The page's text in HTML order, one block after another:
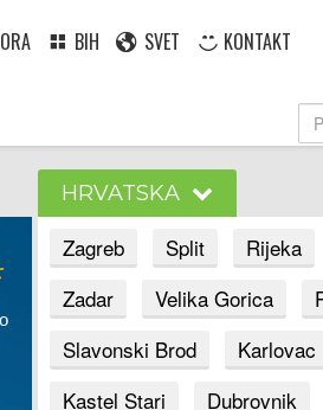
BIH SVET KONTAKT
HRVATSKA
Zagreb Split Rijeka
Zadar
Velika Gorica
Slavonski Brod
Karlovac
Kastel Stari
Dubrovnik